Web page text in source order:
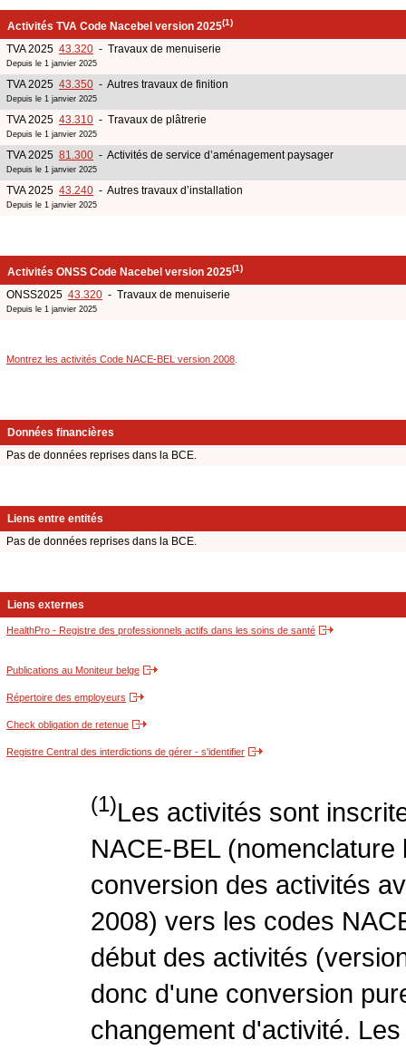
Activités TVA Code Nacebel version 2025(1)
TVA 2025 43.320 - Travaux de menuiserie
Depuis le 1 janvier 2025
TVA 2025 43.350 - Autres travaux de finition
Depuis le 1 janvier 2025
TVA 2025 43.310 - Travaux de plâtrerie
Depuis le 1 janvier 2025
TVA 2025 81.300 - Activités de service d’aménagement paysager
Depuis le 1 janvier 2025
TVA 2025 43.240 - Autres travaux d’installation
Depuis le 1 janvier 2025
Activités ONSS Code Nacebel version 2025(1)
ONSS2025 43.320 - Travaux de menuiserie
Depuis le 1 janvier 2025
Montrez les activités Code NACE-BEL version 2008
Données financières
Pas de données reprises dans la BCE.
Liens entre entités
Pas de données reprises dans la BCE.
Liens externes
HealthPro - Registre des professionnels actifs dans les soins de santé
Publications au Moniteur belge
Répertoire des employeurs
Check obligation de retenue
Registre Central des interdictions de gérer - s'identifier
(1)Les activités sont
NACE-BEL
conversion des activités
2008) vers les codes
début des activités
donc d'une conversion
changement d'activité.